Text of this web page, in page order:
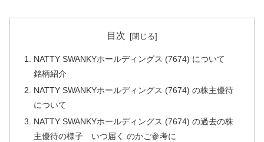
目次
NATTY SWANKYホールディングス (7674) について
銘柄紹介
NATTY SWANKYホールディングス (7674) の株主優待
について
NATTY SWANKYホールディングス (7674) の過去の株
主優待の様子 いつ届く のかご参考に